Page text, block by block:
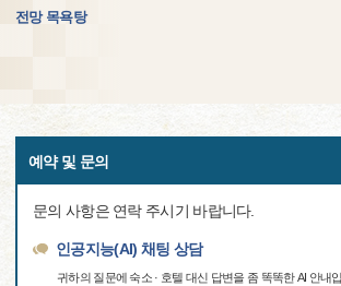
전망 목욕탕
예약 및 문의
문의 사항은 연락 주시기 바랍니다.
인공지능(AI) 채팅 상담
귀하의 질문에 숙소 · 호텔 대신 답변을 좀 똑똑한 AI 안내